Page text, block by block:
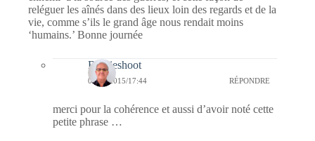
reléguer les aînés dans des lieux loin des regards et de la
vie, comme s’ils le grand âge nous rendait moins
‘humains.’ Bonne journée
Bernieshoot
08/01/2015/17:44 RÉPONDRE
merci pour la cohérence et aussi d’avoir noté cette
petite phrase …